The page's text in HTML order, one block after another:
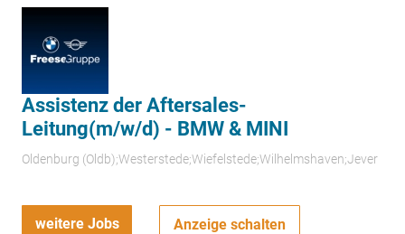
Assistenz der Aftersales-
Leitung(m/w/d) - BMW & MINI
Oldenburg (Oldb);Westerstede;Wiefelstede;Wilhelmshaven;Jever
weitere Jobs Anzeige schalten